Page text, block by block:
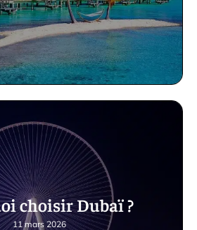
choisir Dubaï ?
11 mars 2026